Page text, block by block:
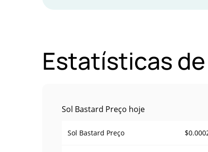
Estatísticas de
Sol Bastard Preço hoje
Sol Bastard Preço